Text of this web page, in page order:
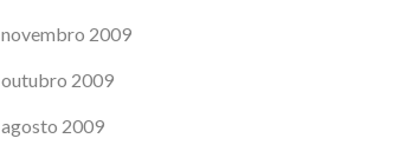
novembro 2009
outubro 2009
agosto 2009